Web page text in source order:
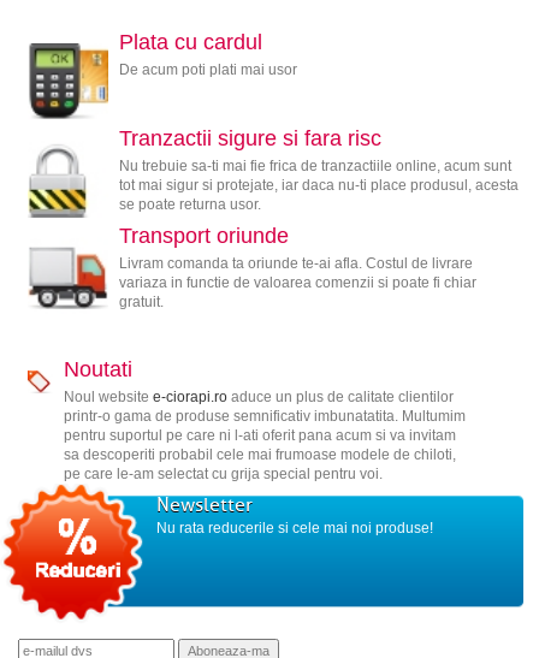
Plata cu cardul
De acum poti plati mai usor
Tranzactii sigure si fara risc
Nu trebuie sa-ti mai fie frica de tranzactiile online, acum sunt
tot mai sigur si protejate, iar daca nu-ti place produsul, acesta
se poate returna usor.
Transport oriunde
Livram comanda ta oriunde te-ai afla. Costul de livrare
variaza in functie de valoarea comenzii si poate fi chiar
gratuit.
Noutati
Noul website e-ciorapi.roaduce un plus de calitate clientilor
printr-o gama de produse semnificativ imbunatatita. Multumim
pentru suportul pe care ni l-ati oferit pana acum si va invitam
sa descoperiti probabil cele mai frumoase modele de chiloti,
pe care le-am selectat cu grija special pentru voi.
Newsletter
Nu rata reducerile si cele mai noi produse!